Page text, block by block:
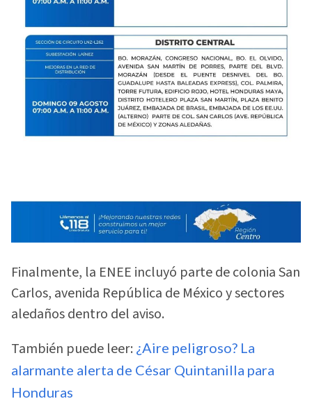
Finalmente, la ENEE incluyó parte de colonia San
Carlos, avenida República de México y sectores
aledaños dentro del aviso.
También puede leer: ¿Aire peligroso? La
alarmante alerta de César Quintanilla para
Honduras